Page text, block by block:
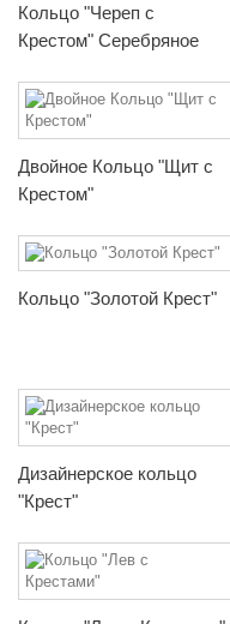
Кольцо "Череп с
Крестом" Серебряное
Двойное Кольцо "Щит с
Крестом"
Кольцо "Золотой Крест"
Дизайнерское кольцо
"Крест"